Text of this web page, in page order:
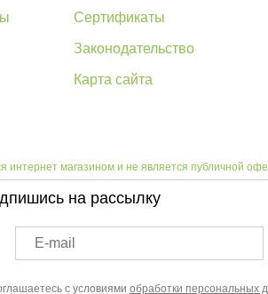
Сертификаты
Законодательство
Карта сайта
интернет магазином и не является публичной
на рассылку
E-mail
с условиями обработки персональных